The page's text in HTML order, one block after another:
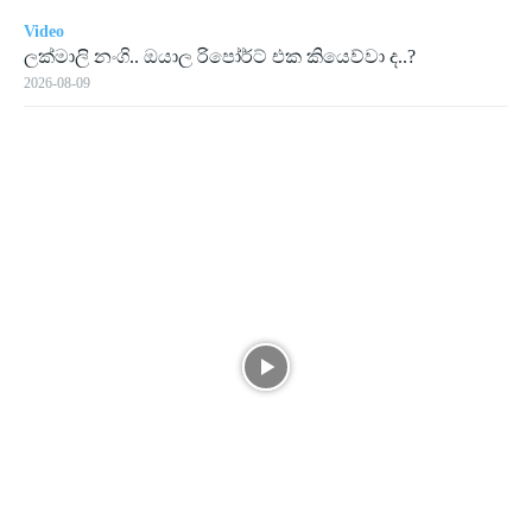
Video
ලක්මාලි නංගි.. ඔයාල රිපෝර්ට් එක කියෙව්වා ද..?
2026-08-09